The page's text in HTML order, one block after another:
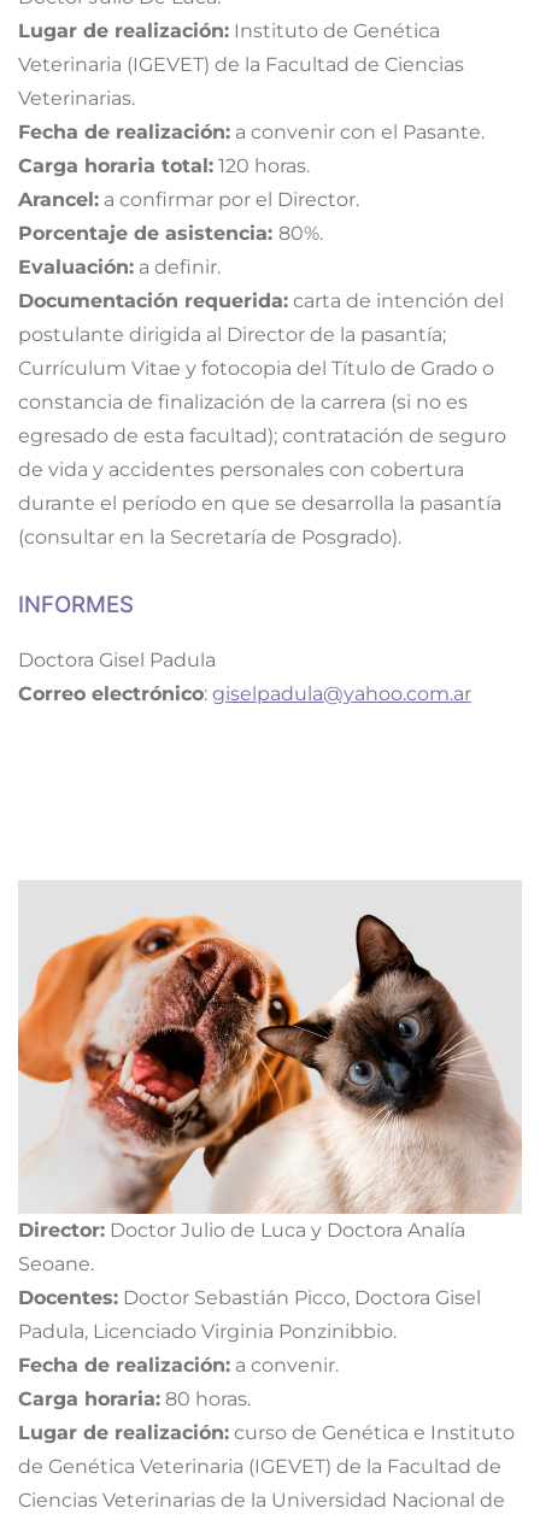
Lugar de realización: Instituto de Genética
Veterinaria (IGEVET) de la Facultad de Ciencias
Veterinarias.
Fecha de realización: a convenir con el Pasante.
Carga horaria total: 120 horas.
Arancel: a confirmar por el Director.
Porcentaje de asistencia: 80%.
Evaluación: a definir.
Documentación requerida: carta de intención del
postulante dirigida al Director de la pasantía;
Currículum Vitae y fotocopia del Título de Grado o
constancia de finalización de la carrera (si no es
egresado de esta facultad); contratación de seguro
de vida y accidentes personales con cobertura
durante el período en que se desarrolla la pasantía
(consultar en la Secretaría de Posgrado).
INFORMES
Doctora Gisel Padula
Correo electrónico: giselpadula@yahoo.com.ar
Director: Doctor Julio de Luca y Doctora Analía
Seoane.
Docentes: Doctor Sebastián Picco, Doctora Gisel
Padula, Licenciado Virginia Ponzinibbio.
Fecha de realización: a convenir.
Carga horaria: 80 horas.
Lugar de realización: curso de Genética e Instituto
de Genética Veterinaria (IGEVET) de la Facultad de
Ciencias Veterinarias de la Universidad Nacional de